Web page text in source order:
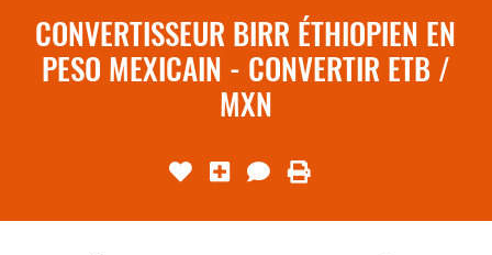
CONVERTISSEUR BIRR ÉTHIOPIEN EN
PESO MEXICAIN - CONVERTIR ETB /
MXN